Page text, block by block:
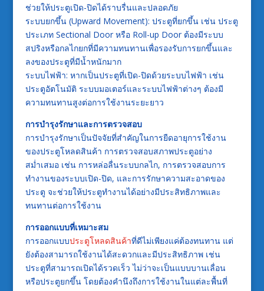
ช่วยให้ประตูเปิด-ปิดได้ราบรื่นและปลอดภัย
ระบบยกขึ้น (Upward Movement): ประตูที่ยกขึ้น เช่น ประตู
ประเภท Sectional Door หรือ Roll-up Door ต้องมีระบบ
สปริงหรือกลไกยกที่มีความทนทานเพื่อรองรับการยกขึ้นและ
ลงของประตูที่มีน้ำหนักมาก
ระบบไฟฟ้า: หากเป็นประตูที่เปิด-ปิดด้วยระบบไฟฟ้า เช่น
ประตูอัตโนมัติ ระบบมอเตอร์และระบบไฟฟ้าต่างๆ ต้องมี
ความทนทานสูงต่อการใช้งานระยะยาว
การบำรุงรักษาและการตรวจสอบ
การบำรุงรักษาเป็นปัจจัยที่สำคัญในการยืดอายุการใช้งาน
ของประตูโหลดสินค้า การตรวจสอบสภาพประตูอย่าง
สม่ำเสมอ เช่น การหล่อลื่นระบบกลไก, การตรวจสอบการ
ทำงานของระบบเปิด-ปิด, และการรักษาความสะอาดของ
ประตู จะช่วยให้ประตูทำงานได้อย่างมีประสิทธิภาพและ
ทนทานต่อการใช้งาน
การออกแบบที่เหมาะสม
การออกแบบประตูโหลดสินค้าที่ดีไม่เพียงแค่ต้องทนทาน แต่
ยังต้องสามารถใช้งานได้สะดวกและมีประสิทธิภาพ เช่น
ประตูที่สามารถเปิดได้รวดเร็ว ไม่ว่าจะเป็นแบบบานเลื่อน
หรือประตูยกขึ้น โดยต้องคำนึงถึงการใช้งานในแต่ละพื้นที่